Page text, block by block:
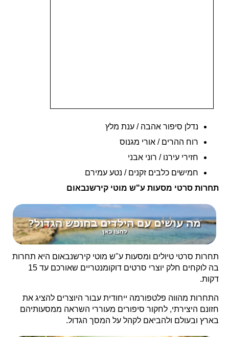
נדלן סיפור אהבה / ענת מלץ
רוח ההרים / אורי מגנוס
חזירי עירנו / רוני אבני
חמישים כלבים זקנים / נטע עמירם
תחרות סרטי מסעות ע"ש מוטי קירשנבאום
תחרות סרטי טיולים ומסעות ע"ש מוטי קירשנבאום היא תחרות
בה לוקחים חלק יוצרי סרטים דוקומנטריים שאורכם עד 15
דקות.
התחרות מהווה פלטפורמה ייחודית עבור היוצרים להציג את
חזונם היצירתי, לחקור סיפורים מעוררי השראה ממסעותיהם
בארץ ובעולם ולהביאם לקהל על המסך הגדול.